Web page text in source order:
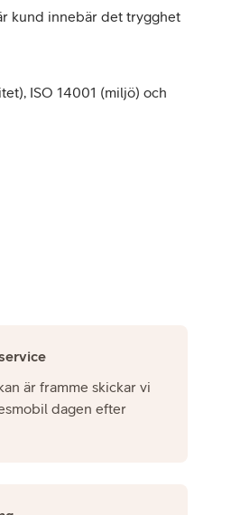
kund innebär det trygghet
ISO 14001 (miljö) och
är framme skickar vi
dagen efter